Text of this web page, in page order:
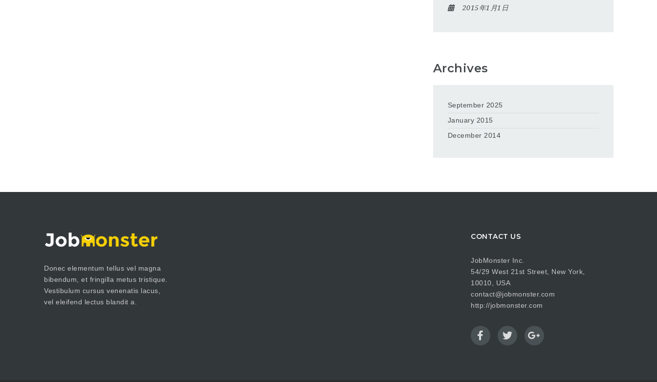
2015年1月1日
Archives
September 2025
January 2015
December 2014
Donec elementum tellus vel magna
bibendum, et fringilla metus tristique.
Vestibulum cursus venenatis lacus,
vel eleifend lectus blandit a.
CONTACT US
JobMonster Inc.
54/29 West 21st Street, New York,
10010, USA
contact@jobmonster.com
http://jobmonster.com